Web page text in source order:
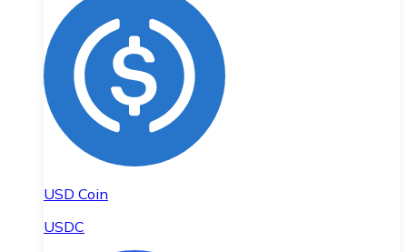
USD Coin
USDC